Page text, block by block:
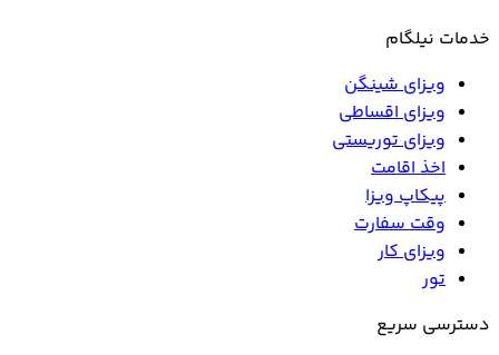
خدمات نیلگام
ویزای شینگن
ویزای اقساطی
ویزای توریستی
اخذ اقامت
پیکاپ ویزا
وقت سفارت
ویزای کار
تور
دسترسی سریع